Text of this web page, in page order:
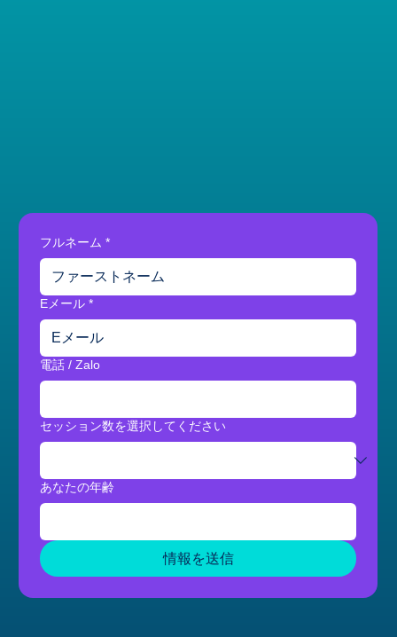
フルネーム *
Eメール *
電話 / Zalo
セッション数を選択してください
あなたの年齢
情報を送信